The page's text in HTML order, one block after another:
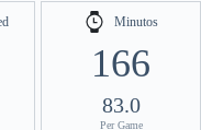
Minutos
166
83.0
Per Game